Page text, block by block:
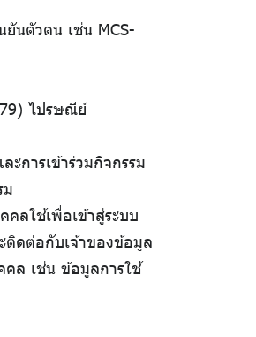
นตัวตน เช่น MCS-
ไปรษณีย์
การเข้าร่วมกิจกรรม
ม
ลใช้เพื่อเข้าสู่ระบบ
ติดต่อกับเจ้าของข้อมูล
คล เช่น ข้อมูลการใช้